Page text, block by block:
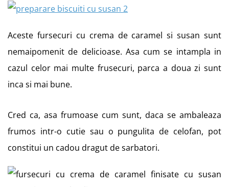
Aceste fursecuri cu crema de caramel si susan sunt
nemaipomenit de delicioase. Asa cum se intampla in
cazul celor mai multe frusecuri, parca a doua zi sunt
inca si mai bune.
Cred ca, asa frumoase cum sunt, daca se ambaleaza
frumos intr-o cutie sau o pungulita de celofan, pot
constitui un cadou dragut de sarbatori.